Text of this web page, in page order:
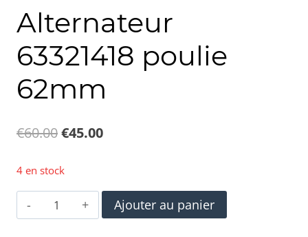
Alternateur
63321418 poulie
62mm
€60.00Le
initial
était :
€45.00Le
actuel
est :
4 en stock
quantité
de
Ajouter au panier